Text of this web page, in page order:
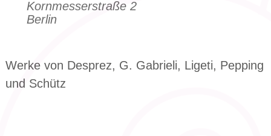
Kornmesserstraße 2
Berlin
Werke von Desprez, G. Gabrieli, Ligeti, Pepping
und Schütz